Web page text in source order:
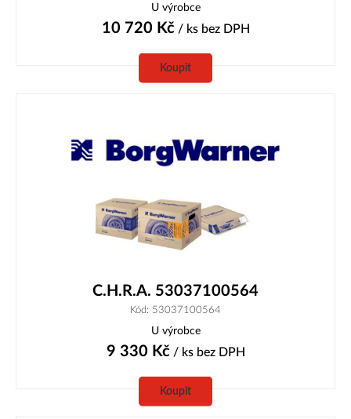
U výrobce
10 720 Kč/ ks bez DPH
Koupit
C.H.R.A. 53037100564
Kód: 53037100564
U výrobce
9 330 Kč/ ks bez DPH
Koupit